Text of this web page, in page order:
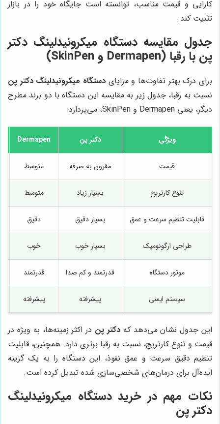
کارایی و قیمت مناسب، توانسته است جایگاه خود را در بازار
تثبیت کند.
جدول مقایسه دستگاه میکرونیدلینگ دکتر
پن با رقبا (Dermapen و SkinPen)
برای درک بهتر تفاوت‌ها و مزایای دستگاه میکرونیدلینگ دکتر پن
نسبت به رقبا، جدول زیر به مقایسه این دستگاه با دو برند مطرح
دیگر، یعنی Dermapen و SkinPen، می‌پردازد:
ویژگی دکتر پن Dermapen
قیمت مقرون به صرفه متوسط
تنوع کارتریج بسیار زیاد متوسط
قابلیت تنظیم سرعت و عمق بسیار دقیق دقیق
طراحی ارگونومیک بسیار خوب خوب
موتور دستگاه قدرتمند و کم صدا قدرتمند
سیستم ایمنی پیشرفته پیشرفته
این جدول نشان می‌دهد کهدکتر پن در اکثر زمینه‌ها، به ویژه در
قیمت و تنوع کارتریج، نسبت به رقبا برتری دارد. همچنین، قابلیت
تنظیم دقیق سرعت و عمق نفوذ، این دستگاه را به یک گزینه
ایده‌آل برای درمان‌های شخصی‌سازی شده تبدیل کرده است.
نکات مهم در خرید دستگاه میکرونیدلینگ
دکتر پن